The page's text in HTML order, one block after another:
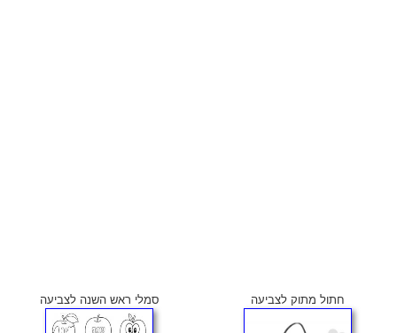
חתול מתוק לצביעה סמלי ראש השנה לצביעה